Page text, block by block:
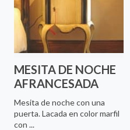
MESITA DE NOCHE
AFRANCESADA
Mesita de noche con una
puerta. Lacada en color marfil
con ...